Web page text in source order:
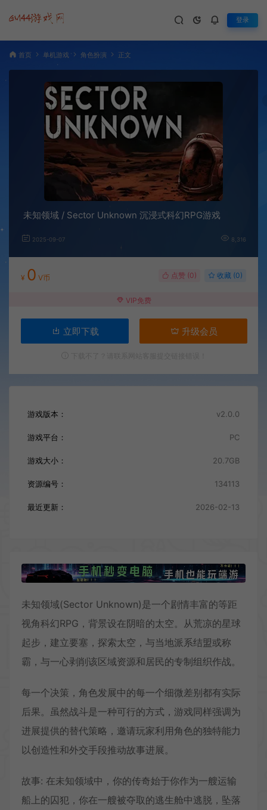
登录
首页 单机游戏 角色扮演 正文
未知领域 / Sector Unknown 沉浸式科幻RPG游戏
2025-09-07 8,316
¥ 0 V币 点赞 (0) 收藏 (0)
VIP免费
立即下载 升级会员
游戏版本： v2.0.0
游戏平台： PC
游戏大小： 20.7GB
资源编号： 134113
最近更新： 2026-02-13
未知领域(Sector Unknown)是一个剧情丰富的等距
视角科幻RPG，背景设在阴暗的太空。从荒凉的星球
起步，建立要塞，探索太空，与当地派系结盟或称
霸，与一心剥削该区域资源和居民的专制组织作战。
每一个决策，角色发展中的每一个细微差别都有实际
后果。虽然战斗是一种可行的方式，游戏同样强调为
进展提供的替代策略，邀请玩家利用角色的独特能力
以创造性和外交手段推动故事进展。
故事: 在未知领域中，你的传奇始于你作为一艘运输
船上的囚犯，你在一艘被夺取的逃生舱中逃脱，坠落